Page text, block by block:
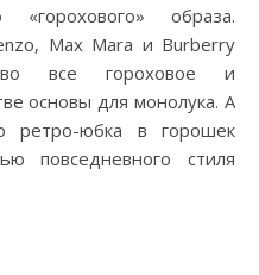
образа.
Max Mara и Burberry
во все гороховое и
основы для монолука. А
ретро-юбка в горошек
повседневного стиля